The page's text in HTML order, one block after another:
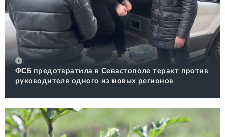
ФСБ предотвратила в Севастополе теракт против
руководителя одного из новых регионов